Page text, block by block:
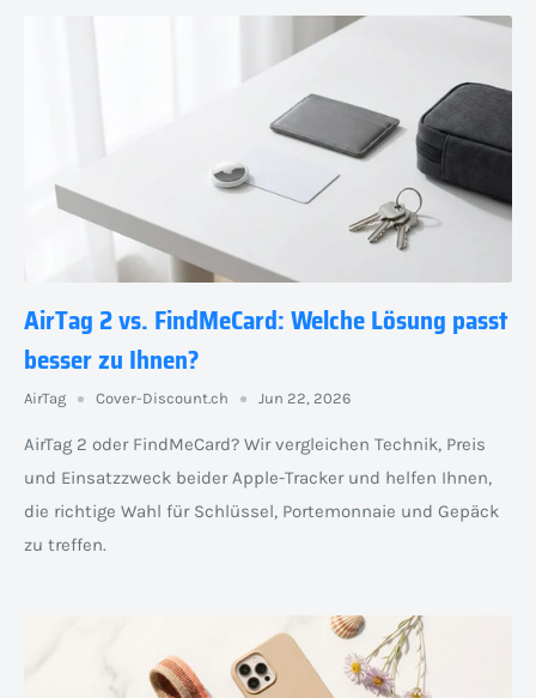
AirTag 2 vs. FindMeCard: Welche Lösung passt
besser zu Ihnen?
AirTag Cover-Discount.ch Jun 22, 2026
AirTag 2 oder FindMeCard? Wir vergleichen Technik, Preis
und Einsatzzweck beider Apple-Tracker und helfen Ihnen,
die richtige Wahl für Schlüssel, Portemonnaie und Gepäck
zu treffen.